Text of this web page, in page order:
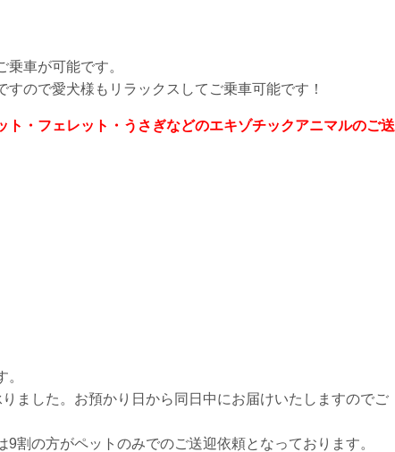
車が可能です。
ので愛犬様もリラックスしてご乗車可能です！
ト・フェレット・うさぎなどのエキゾチックアニマルのご送
。
ました。お預かり日から同日中にお届けいたしますのでご
割の方がペットのみでのご送迎依頼となっております。